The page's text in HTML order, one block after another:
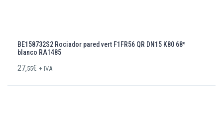
BE158732S2 Rociador pared vert F1FR56 QR DN15 K80 68º
blanco RA1485
27,55€ + IVA